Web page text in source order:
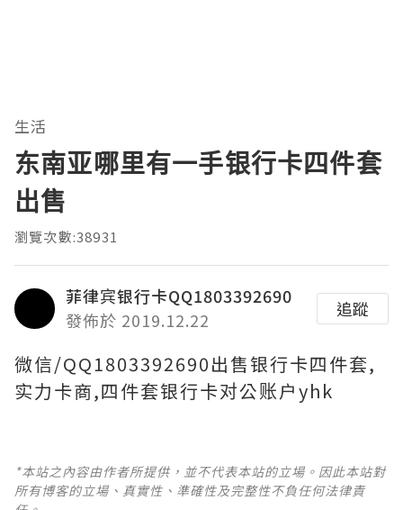
生活
东南亚哪里有一手银行卡四件套
出售
瀏覽次數:38931
菲律宾银行卡QQ1803392690
發佈於 2019.12.22
追蹤
微信/QQ1803392690出售银行卡四件套,
实力卡商,四件套银行卡对公账户yhk
*本站之內容由作者所提供，並不代表本站的立場。因此本站對
所有博客的立場、真實性、準確性及完整性不負任何法律責